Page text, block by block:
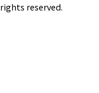
reserved.